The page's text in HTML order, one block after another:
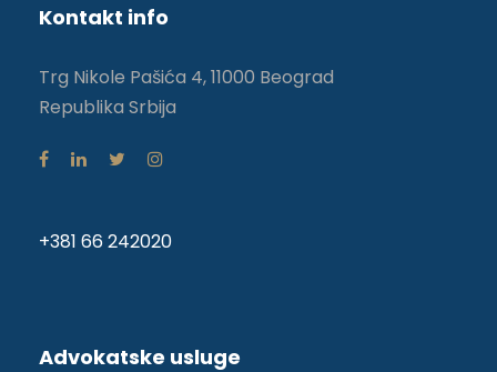
Kontakt info
Trg Nikole Pašića 4, 11000 Beograd
Republika Srbija
+381 66 242020
Advokatske usluge